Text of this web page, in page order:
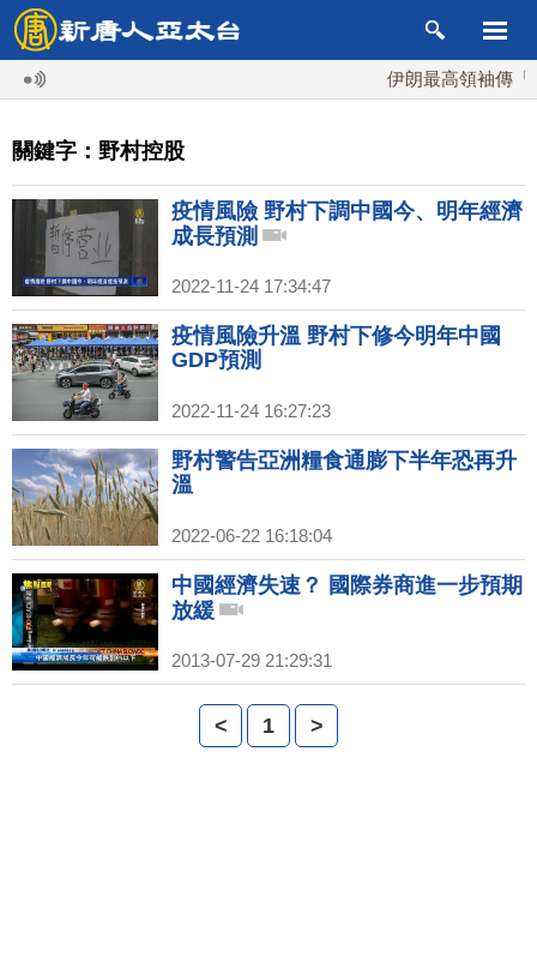
伊朗最高領袖傳「
關鍵字：野村控股
疫情風險 野村下調中國今、明年經濟
成長預測
2022-11-24 17:34:47
疫情風險升溫 野村下修今明年中國
GDP預測
2022-11-24 16:27:23
野村警告亞洲糧食通膨下半年恐再升
溫
2022-06-22 16:18:04
中國經濟失速？ 國際券商進一步預期
放緩
2013-07-29 21:29:31
< 1 >